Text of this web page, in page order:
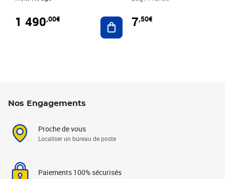
1 490,00€ Ajouter au panier
7,50€
Nos Engagements
Proche de vous
Localiser un bureau de poste
Paiements 100% sécurisés